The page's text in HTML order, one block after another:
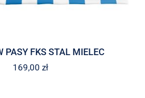
PASY FKS STAL MIELEC
169,00 zł